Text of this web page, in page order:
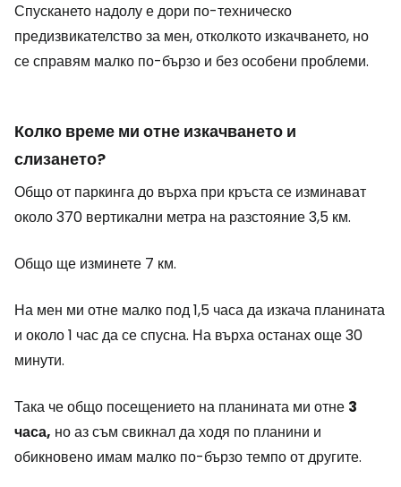
Спускането надолу е дори по-техническо
предизвикателство за мен, отколкото изкачването, но
се справям малко по-бързо и без особени проблеми.
Колко време ми отне изкачването и
слизането?
Общо от паркинга до върха при кръста се изминават
около 370 вертикални метра на разстояние 3,5 км.
Общо ще изминете 7 км.
На мен ми отне малко под 1,5 часа да изкача планината
и около 1 час да се спусна. На върха останах още 30
минути.
Така че общо посещението на планината ми отне 3
часа, но аз съм свикнал да ходя по планини и
обикновено имам малко по-бързо темпо от другите.